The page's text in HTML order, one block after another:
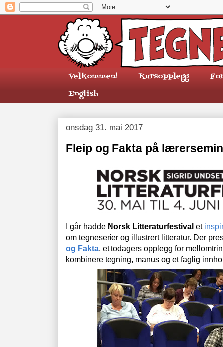
Velkommen! Kursopplegg
English
onsdag 31. mai 2017
Fleip og Fakta på
I går hadde Norsk Litteraturfestival et
om tegneserier og illustrert litteratur. Der
og Fakta , et todagers opplegg for
kombinere tegning, manus og et faglig